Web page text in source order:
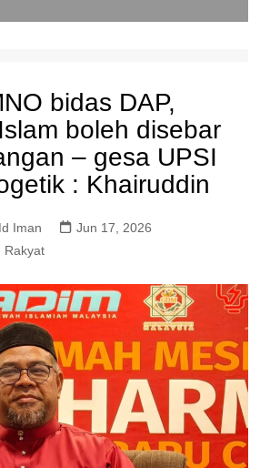
bidas DAP,
boleh disebar
– gesa UPSI
: Khairuddin
Iman
Jun 17, 2026
Rakyat